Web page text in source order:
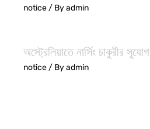
notice/ Byadmin
অস্ট্রেলিয়াতে নার্সিং চাকুরীর সুযোগ
notice/ Byadmin